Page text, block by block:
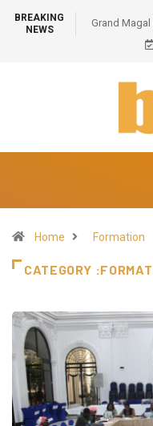
BREAKING
NEWS
Grand Magal
retombées
Home Formation
CATEGORY